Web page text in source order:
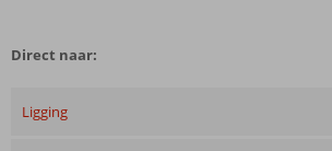
Direct naar:
Ligging